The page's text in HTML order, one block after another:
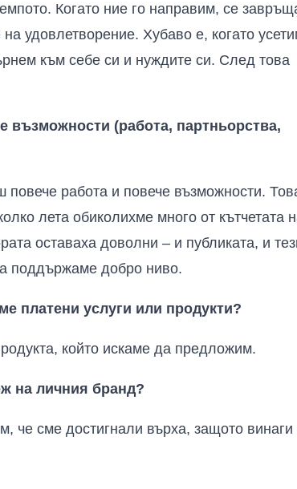
Когато ние го направим, се
удовлетворение. Хубаво е, когато
към себе си и нуждите си. След това
възможности (работа, партньорства,
работа и повече възможности.
лета обиколихме много от кътчетата
оставаха доволни – и публиката, и
поддържаме добро ниво.
платени услуги или продукти?
който искаме да предложим.
на личния бранд?
че сме достигнали върха, защото